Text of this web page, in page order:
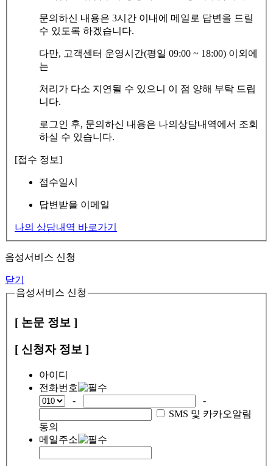
문의하신 내용은 3시간 이내에 메일로 답변을 드릴
수 있도록 하겠습니다.
다만, 고객센터 운영시간(평일 09:00 ~ 18:00) 이외에
는
처리가 다소 지연될 수 있으니 이 점 양해 부탁 드립
니다.
로그인 후, 문의하신 내용은 나의상담내역에서 조회
하실 수 있습니다.
[접수 정보]
접수일시
답변받을 이메일
나의 상담내역 바로가기
음성서비스 신청
닫기
음성서비스 신청
[ 논문 정보 ]
[ 신청자 정보 ]
아이디
전화번호
-
-
SMS 및 카카오알림
동의
메일주소